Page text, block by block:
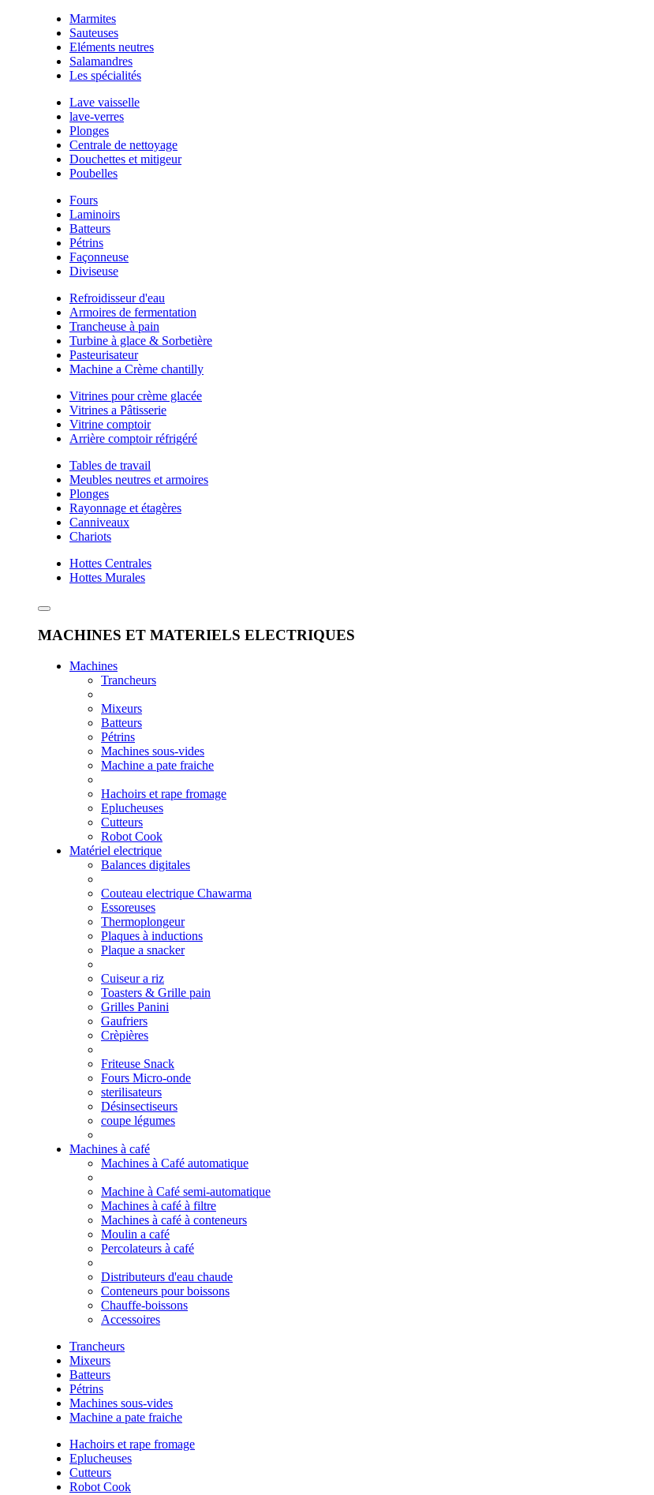
Marmites
Sauteuses
Eléments neutres
Salamandres
Les spécialités
Lave vaisselle
lave-verres
Plonges
Centrale de nettoyage
Douchettes et mitigeur
Poubelles
Fours
Laminoirs
Batteurs
Pétrins
Façonneuse
Diviseuse
Refroidisseur d'eau
Armoires de fermentation
Trancheuse à pain
Turbine à glace & Sorbetière
Pasteurisateur
Machine a Crème chantilly
Vitrines pour crème glacée
Vitrines a Pâtisserie
Vitrine comptoir
Arrière comptoir réfrigéré
Tables de travail
Meubles neutres et armoires
Plonges
Rayonnage et étagères
Canniveaux
Chariots
Hottes Centrales
Hottes Murales
MACHINES ET MATERIELS ELECTRIQUES
Machines
Trancheurs
Mixeurs
Batteurs
Pétrins
Machines sous-vides
Machine a pate fraiche
Hachoirs et rape fromage
Eplucheuses
Cutteurs
Robot Cook
Matériel electrique
Balances digitales
Couteau electrique Chawarma
Essoreuses
Thermoplongeur
Plaques à inductions
Plaque a snacker
Cuiseur a riz
Toasters & Grille pain
Grilles Panini
Gaufriers
Crèpières
Friteuse Snack
Fours Micro-onde
sterilisateurs
Désinsectiseurs
coupe légumes
Machines à café
Machines à Café automatique
Machine à Café semi-automatique
Machines à café à filtre
Machines à café à conteneurs
Moulin a café
Percolateurs à café
Distributeurs d'eau chaude
Conteneurs pour boissons
Chauffe-boissons
Accessoires
Trancheurs
Mixeurs
Batteurs
Pétrins
Machines sous-vides
Machine a pate fraiche
Hachoirs et rape fromage
Eplucheuses
Cutteurs
Robot Cook